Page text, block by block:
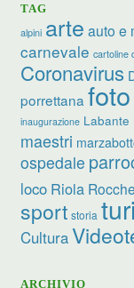
TAG
alpini arte auto e
carnevale cartoline
Coronavirus
porrettana foto
inaugurazione Labante
maestri
ospedale
loco Riola
sport storia
Cultura
ARCHIVIO